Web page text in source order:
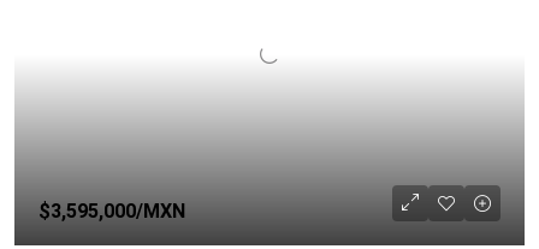
$3,595,000/MXN